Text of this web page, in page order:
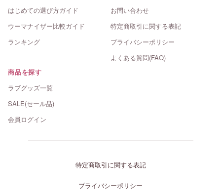
はじめての選び方ガイド
ウーマナイザー比較ガイド
ランキング
お問い合わせ
特定商取引に関する表記
プライバシーポリシー
よくある質問(FAQ)
商品を探す
ラブグッズ一覧
SALE(セール品)
会員ログイン
特定商取引に関する表記
プライバシーポリシー